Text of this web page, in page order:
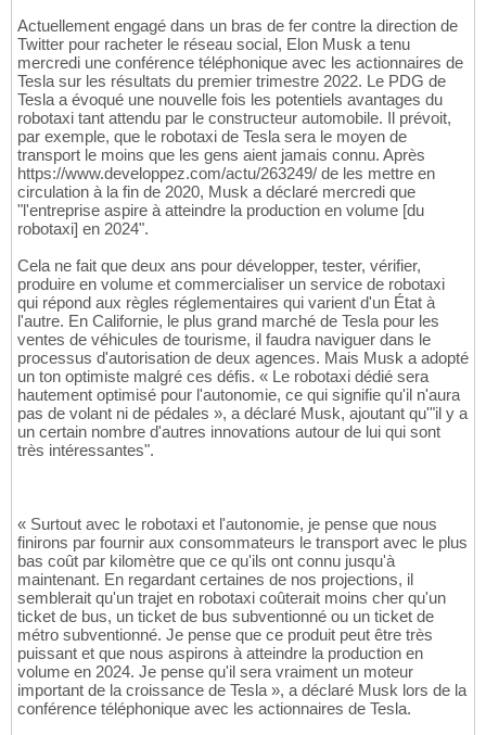
Actuellement engagé dans un bras de fer contre la direction de
Twitter pour racheter le réseau social, Elon Musk a tenu
mercredi une conférence téléphonique avec les actionnaires de
Tesla sur les résultats du premier trimestre 2022. Le PDG de
Tesla a évoqué une nouvelle fois les potentiels avantages du
robotaxi tant attendu par le constructeur automobile. Il prévoit,
par exemple, que le robotaxi de Tesla sera le moyen de
transport le moins que les gens aient jamais connu. Après
https://www.developpez.com/actu/263249/ de les mettre en
circulation à la fin de 2020, Musk a déclaré mercredi que
"l'entreprise aspire à atteindre la production en volume [du
robotaxi] en 2024".
Cela ne fait que deux ans pour développer, tester, vérifier,
produire en volume et commercialiser un service de robotaxi
qui répond aux règles réglementaires qui varient d'un État à
l'autre. En Californie, le plus grand marché de Tesla pour les
ventes de véhicules de tourisme, il faudra naviguer dans le
processus d'autorisation de deux agences. Mais Musk a adopté
un ton optimiste malgré ces défis. « Le robotaxi dédié sera
hautement optimisé pour l'autonomie, ce qui signifie qu'il n'aura
pas de volant ni de pédales », a déclaré Musk, ajoutant qu'"il y a
un certain nombre d'autres innovations autour de lui qui sont
très intéressantes".
« Surtout avec le robotaxi et l'autonomie, je pense que nous
finirons par fournir aux consommateurs le transport avec le plus
bas coût par kilomètre que ce qu'ils ont connu jusqu'à
maintenant. En regardant certaines de nos projections, il
semblerait qu'un trajet en robotaxi coûterait moins cher qu'un
ticket de bus, un ticket de bus subventionné ou un ticket de
métro subventionné. Je pense que ce produit peut être très
puissant et que nous aspirons à atteindre la production en
volume en 2024. Je pense qu'il sera vraiment un moteur
important de la croissance de Tesla », a déclaré Musk lors de la
conférence téléphonique avec les actionnaires de Tesla.